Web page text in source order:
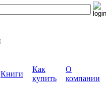
Книги
Как
купить
О
компании